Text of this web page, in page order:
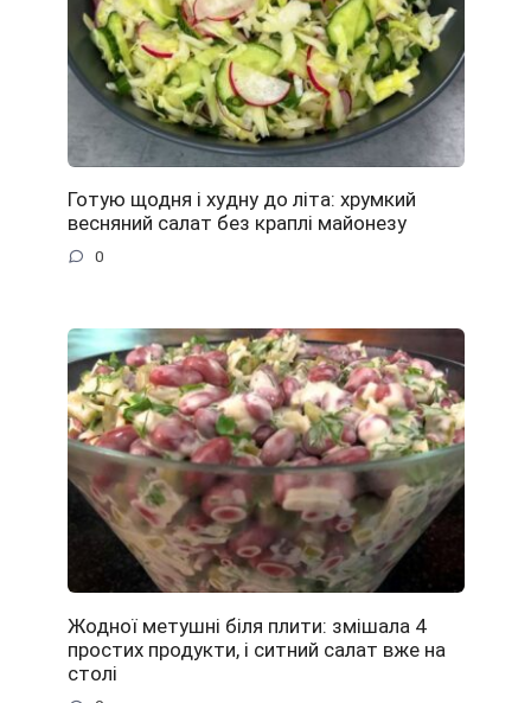
Готую щодня і худну до літа: хрумкий
весняний салат без краплі майонезу
0
Жодної метушні біля плити: змішала 4
простих продукти, і ситний салат вже на
столі